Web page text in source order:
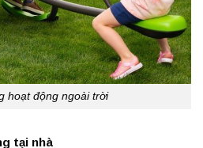
hoạt động ngoài trời
tại nhà